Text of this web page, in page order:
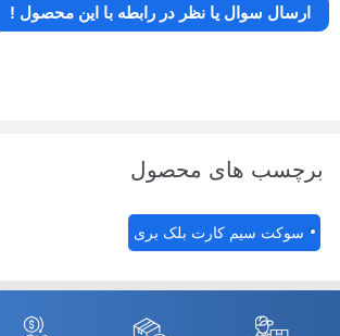
ارسال سوال یا نظر در رابطه با این محصول !
برچسب های محصول
سوکت سیم کارت بلک بری